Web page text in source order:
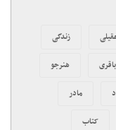
زندگی
هنرجو
مادر
کتاب